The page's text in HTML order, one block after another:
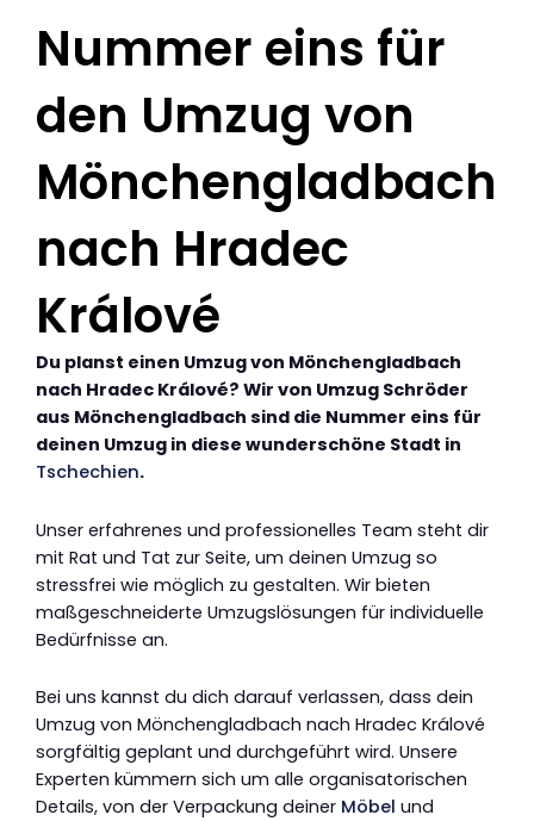
Nummer eins für
den Umzug von
Mönchengladbach
nach Hradec
Králové
Du planst einen Umzug von Mönchengladbach
nach Hradec Králové? Wir von Umzug Schröder
aus Mönchengladbach sind die Nummer eins für
deinen Umzug in diese wunderschöne Stadt in
Tschechien.
Unser erfahrenes und professionelles Team steht dir
mit Rat und Tat zur Seite, um deinen Umzug so
stressfrei wie möglich zu gestalten. Wir bieten
maßgeschneiderte Umzugslösungen für individuelle
Bedürfnisse an.
Bei uns kannst du dich darauf verlassen, dass dein
Umzug von Mönchengladbach nach Hradec Králové
sorgfältig geplant und durchgeführt wird. Unsere
Experten kümmern sich um alle organisatorischen
Details, von der Verpackung deiner Möbel und